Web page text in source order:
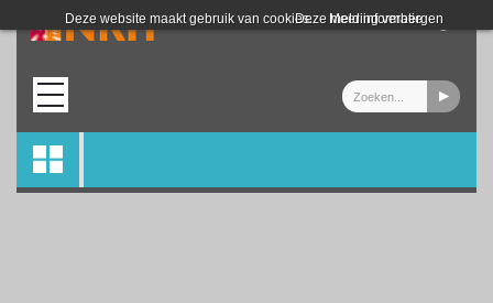
Deze website maakt gebruik van cookies. Meer informatie
Deze melding verbergen
Login